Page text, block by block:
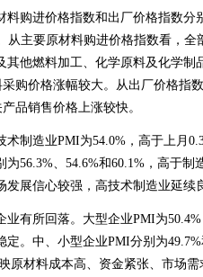
购进价格指数和出厂价格指数分
从主要原材料购进价格指数看，全
他燃料加工、化学原料及化学制
购价格涨幅较大。从出厂价格指
品销售价格上涨较快。
制造业PMI为54.0%，高于上月
56.3%、54.6%和60.1%，高于制
展信心较强，高技术制造业延续
有所回落。大型企业PMI为
。中、小型企业PMI分别为
原材料成本高、资金紧张、市场